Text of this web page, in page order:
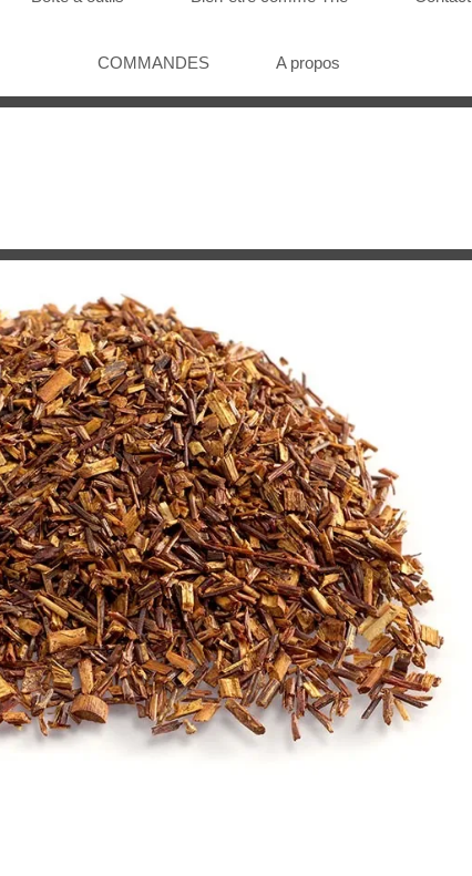
COMMANDES A propos